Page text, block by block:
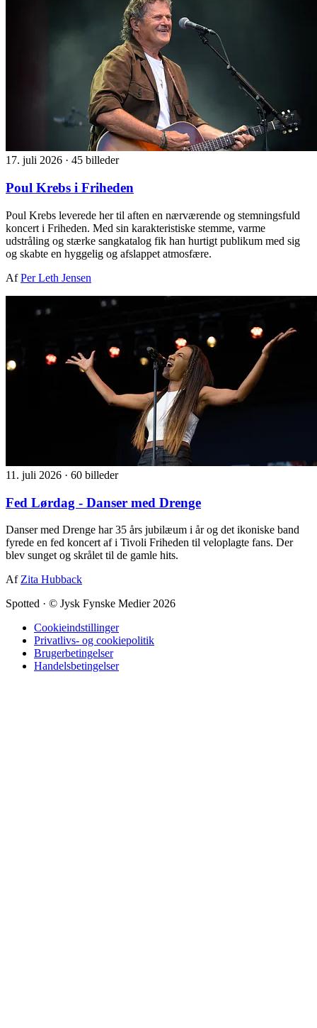
17. juli 2026 · 45 billeder
Poul Krebs i Friheden
Poul Krebs leverede her til aften en nærværende og stemningsfuld
koncert i Friheden. Med sin karakteristiske stemme, varme
udstråling og stærke sangkatalog fik han hurtigt publikum med sig
og skabte en hyggelig og afslappet atmosfære.
AfPer Leth Jensen
11. juli 2026 · 60 billeder
Fed Lørdag - Danser med Drenge
Danser med Drenge har 35 års jubilæum i år og det ikoniske band
fyrede en fed koncert af i Tivoli Friheden til veloplagte fans. Der
blev sunget og skrålet til de gamle hits.
Af Zita Hubback
Spotted · © Jysk Fynske Medier 2026
Cookieindstillinger
Privatlivs- og cookiepolitik
Brugerbetingelser
Handelsbetingelser